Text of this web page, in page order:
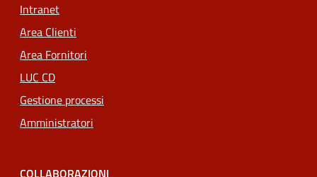
Intranet
Area Clienti
Area Fornitori
LUC CD
Gestione processi
Amministratori
COLLABORAZIONI